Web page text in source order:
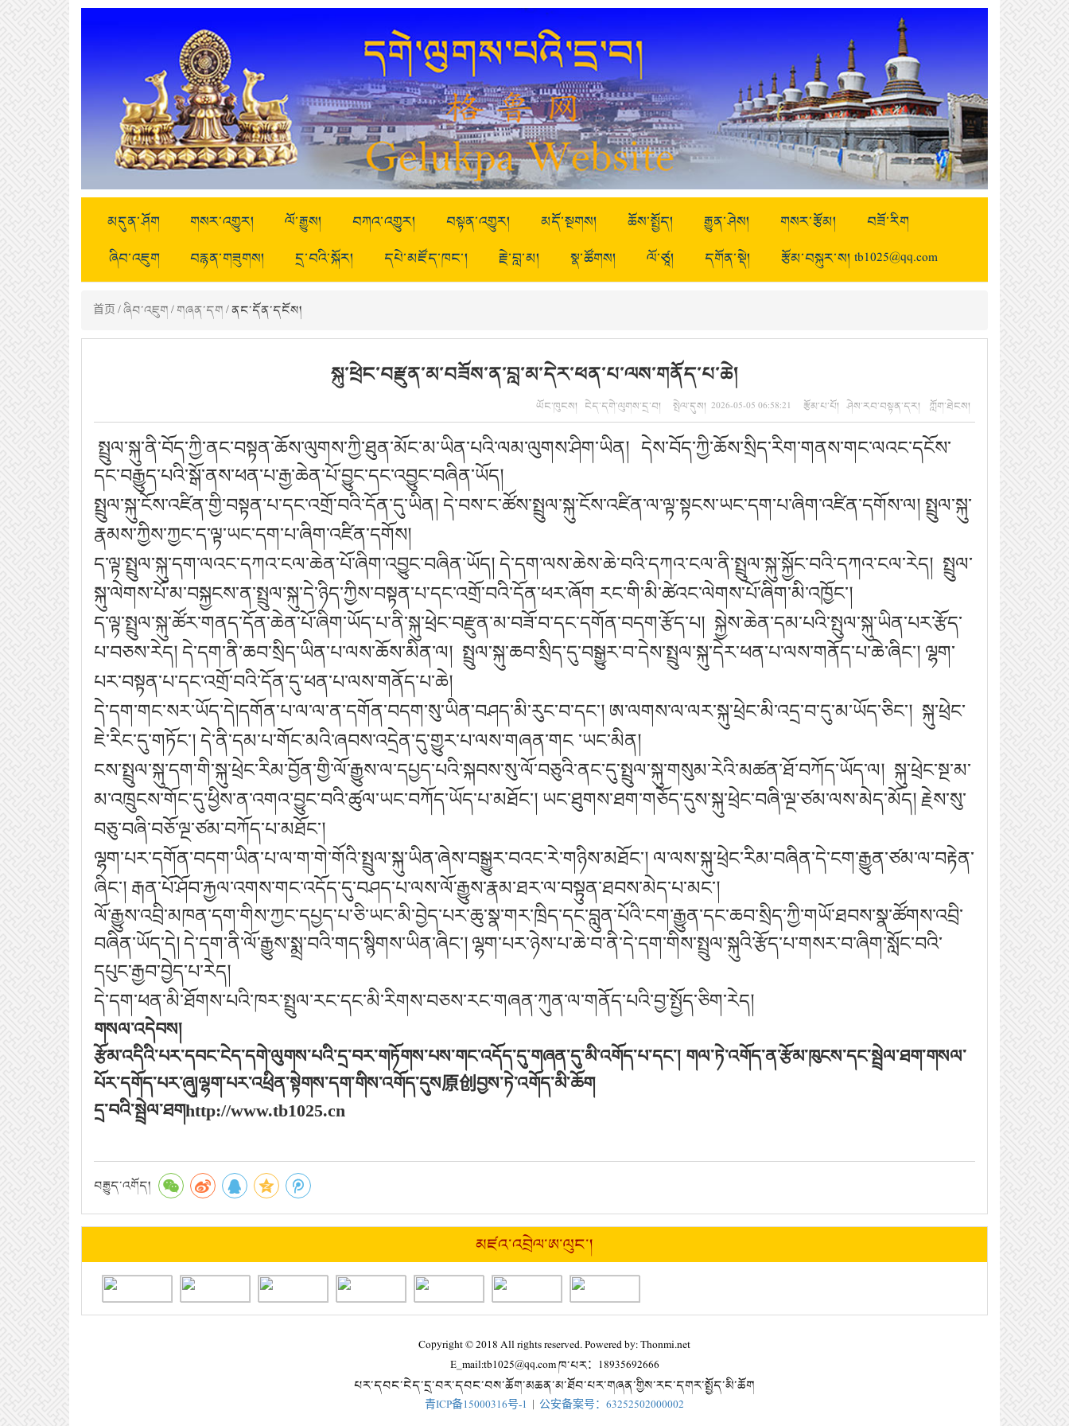
མདུན་ཤོག གསར་འགྱུར། ལོ་རྒྱུས། བཀའ་འགྱུར། བསྟན་འགྱུར། མདོ་སྔགས། ཆོས་སྤྱོད། རྒྱུན་ཤེས། གསར་རྩོམ།
བཟོ་རིག
ཞིབ་འཇུག
བརྙན་གཟུགས། དྲ་བའི་སྐོར། དཔེ་མཛོད་ཁང་། རྗེ་བླ་མ། སྣ་ཚོགས། ལོ་ཙཱ། དགོན་སྡེ། རྩོམ་བསྐུར་ས། tb1025@qq.com
首页/ཞིབ་འཇུག/གཞན་དག/ ནང་དོན་དངོས།
སྐུ་ཕྲེང་བརྫུན་མ་བཟོས་ན་བླ་མ་དེར་ཕན་པ་ལས་གནོད་པ་ཆེ།
ཡོང་ཁུངས། ངེད་དགེ་ལུགས་དྲ་བ། སྤེལ་དུས། 2026-05-05 06:58:21 རྩོམ་པ་པོ། ཤེས་རབ་བསྟན་དར། ཀློག་ཐེངས།
སྤྲུལ་སྐུ་ནི་བོད་ཀྱི་ནང་བསྟན་ཆོས་ལུགས་ཀྱི་ཐུན་མོང་མ་ཡིན་པའི་ལམ་ལུགས་ཤིག་ཡིན། དེས་བོད་ཀྱི་ཆོས་སྲིད་རིག་གནས་གང་ལའང་དངོས་
དང་བརྒྱུད་པའི་སྒོ་ནས་ཕན་པ་རྒྱ་ཆེན་པོ་བྱུང་དང་འབྱུང་བཞིན་ཡོད།
སྤྲུལ་སྐུ་ངོས་འཛིན་གྱི་བསྟན་པ་དང་འགྲོ་བའི་དོན་དུ་ཡིན། དེ་བས་ང་ཚོས་སྤྲུལ་སྐུ་ངོས་འཛིན་ལ་ལྟ་སྟངས་ཡང་དག་པ་ཞིག་འཛིན་དགོས་ལ། སྤྲུལ་སྐུ་
རྣམས་ཀྱིས་ཀྱང་ད་ལྟ་ཡང་དག་པ་ཞིག་འཛིན་དགོས།
ད་ལྟ་སྤྲུལ་སྐུ་དག་ལའང་དཀའ་ངལ་ཆེན་པོ་ཞིག་འབྱུང་བཞིན་ཡོད། དེ་དག་ལས་ཆེས་ཆེ་བའི་དཀའ་ངལ་ནི་སྤྲུལ་སྐུ་སྐྱོང་བའི་དཀའ་ངལ་རེད། སྤྲུལ་
སྐུ་ལེགས་པོ་མ་བསྐྱངས་ན་སྤྲུལ་སྐུ་དེ་ཉིད་ཀྱིས་བསྟན་པ་དང་འགྲོ་བའི་དོན་ཕར་ཞོག རང་གི་མི་ཚེའང་ལེགས་པོ་ཞིག་མི་འཁྱོང་།
ད་ལྟ་སྤྲུལ་སྐུ་ཚོར་གནད་དོན་ཆེན་པོ་ཞིག་ཡོད་པ་ནི་སྐུ་ཕྲེང་བརྫུན་མ་བཟོ་བ་དང་དགོན་བདག་རྩོད་པ། སྐྱེས་ཆེན་དམ་པའི་སྤུལ་སྐུ་ཡིན་པར་རྩོད་
པ་བཅས་རེད། དེ་དག་ནི་ཆབ་སྲིད་ཡིན་པ་ལས་ཆོས་མིན་ལ། སྤྲུལ་སྐུ་ཆབ་སྲིད་དུ་བསྒྱུར་བ་དེས་སྤྲུལ་སྐུ་དེར་ཕན་པ་ལས་གནོད་པ་ཆེ་ཞིང་། ལྷག་
པར་བསྟན་པ་དང་འགྲོ་བའི་དོན་དུ་ཕན་པ་ལས་གནོད་པ་ཆེ།
དེ་དག་གང་སར་ཡོད་དེ།དགོན་པ་ལ་ལ་ན་དགོན་བདག་སུ་ཡིན་བཤད་མི་རུང་བ་དང་། ཨ་ལགས་ལ་ལར་སྐུ་ཕྲེང་མི་འདྲ་བ་དུ་མ་ཡོད་ཅིང་། སྐུ་ཕྲེང་
ཇེ་རིང་དུ་གཏོང་། དེ་ནི་དམ་པ་གོང་མའི་ཞབས་འདྲེན་དུ་གྱུར་པ་ལས་གཞན་གང ་ཡང་མིན།
ངས་སྤྲུལ་སྐུ་དག་གི་སྐུ་ཕྲེང་རིམ་བྱོན་གྱི་ལོ་རྒྱུས་ལ་དཔྱད་པའི་སྐབས་སུ་ལོ་བཅུའི་ནང་དུ་སྤྲུལ་སྐུ་གསུམ་རེའི་མཚན་ཐོ་བཀོད་ཡོད་ལ། སྐུ་ཕྲེང་སྔ་མ་
མ་འཁྲུངས་གོང་དུ་ཕྱིས་ན་འགའ་བྱུང་བའི་ཚུལ་ཡང་བཀོད་ཡོད་པ་མཐོང་། ཡང་ཐུགས་ཐག་གཅོད་དུས་སྐུ་ཕྲེང་བཞི་ལྔ་ཙམ་ལས་མེད་མོད། རྗེས་སུ་
བཅུ་བཞི་བཅོ་ལྔ་ཙམ་བཀོད་པ་མཐོང་།
ལྷག་པར་དགོན་བདག་ཡིན་པ་ལ་ག་གེ་གོའི་སྤྲུལ་སྐུ་ཡིན་ཞེས་བསྒྱུར་བའང་རེ་གཉིས་མཐོང་། ལ་ལས་སྐུ་ཕྲེང་རིམ་བཞིན་དེ་ངག་རྒྱུན་ཙམ་ལ་བརྟེན་
ཞིང་། རྒན་པོ་ཤོབ་རྐྱལ་འགས་གང་འདོད་དུ་བཤད་པ་ལས་ལོ་རྒྱུས་རྣམ་ཐར་ལ་བསྟུན་ཐབས་མེད་པ་མང་།
ལོ་རྒྱུས་འབྲི་མཁན་དག་གིས་ཀྱང་དཔྱད་པ་ཅི་ཡང་མི་བྱེད་པར་ཆུ་སྣ་གར་ཁྲིད་དང་བླུན་པོའི་ངག་རྒྱུན་དང་ཆབ་སྲིད་ཀྱི་གཡོ་ཐབས་སྣ་ཚོགས་འབྲི་
བཞིན་ཡོད་དེ། དེ་དག་ནི་ལོ་རྒྱུས་སྨྲ་བའི་གད་སྙིགས་ཡིན་ཞིང་། ལྷག་པར་ཉེས་པ་ཆེ་བ་ནི་དེ་དག་གིས་སྤྲུལ་སྐུའི་རྩོད་པ་གསར་བ་ཞིག་སློང་བའི་
དཔུང་རྒྱབ་བྱེད་པ་རེད།
དེ་དག་ཕན་མི་ཐོགས་པའི་ཁར་སྤྲུལ་རང་དང་མི་རིགས་བཅས་རང་གཞན་ཀུན་ལ་གནོད་པའི་བྱ་སྤྱོད་ཅིག་རེད།
གསལ་འདེབས།
རྩོམ་འདིའི་པར་དབང་ངེད་དགེ་ལུགས་པའི་དྲ་བར་གཏོགས་པས་གང་འདོད་དུ་གཞན་དུ་མི་འགོད་པ་དང་། གལ་ཏེ་འགོད་ན་རྩོམ་ཁུངས་དང་སྦྲེལ་ཐག་གསལ་
པོར་དགོད་པར་ཞུ།ལྷག་པར་འཕྲིན་སྟེགས་དག་གིས་འགོད་དུས原创 བྱས་ཏེ་འགོད་མི་ཆོག
དྲ་བའི་སྦྲེལ་ཐགhttp://www.tb1025.cn
བརྒྱུད་འགོད།
མཛའ་འབྲེལ་ཨ་ལུང་།
Copyright © 2018 All rights reserved. Powered by: Thonmi.net
E_mail:tb1025@qq.com ཁ་པར：18935692666
པར་དབང་ངེད་དྲ་བར་དབང་བས་ཆོག་མཆན་མ་ཐོབ་པར་གཞན་གྱིས་རང་དགར་སྤྱོད་མི་ཆོག
青ICP备15000316号-1 | 公安备案号：63252502000002